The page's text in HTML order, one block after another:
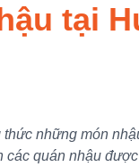
tại
những món
quán nhậu